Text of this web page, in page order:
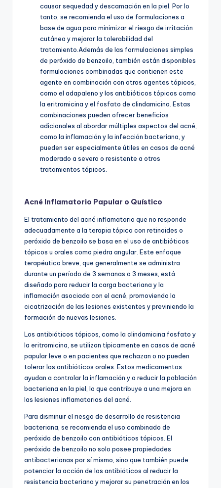
causar sequedad y descamación en la piel. Por lo
tanto, se recomienda el uso de formulaciones a
base de agua para minimizar el riesgo de irritación
cutánea y mejorar la tolerabilidad del
tratamiento.Además de las formulaciones simples
de peróxido de benzoilo, también están disponibles
formulaciones combinadas que contienen este
agente en combinación con otros agentes tópicos,
como el adapaleno y los antibióticos tópicos como
la eritromicina y el fosfato de clindamicina. Estas
combinaciones pueden ofrecer beneficios
adicionales al abordar múltiples aspectos del acné,
como la inflamación y la infección bacteriana, y
pueden ser especialmente útiles en casos de acné
moderado a severo o resistente a otros
tratamientos tópicos.
Acné Inflamatorio Papular o Quístico
El tratamiento del acné inflamatorio que no responde
adecuadamente a la terapia tópica con retinoides o
peróxido de benzoilo se basa en el uso de antibióticos
tópicos u orales como piedra angular. Este enfoque
terapéutico breve, que generalmente se administra
durante un período de 3 semanas a 3 meses, está
diseñado para reducir la carga bacteriana y la
inflamación asociada con el acné, promoviendo la
cicatrización de las lesiones existentes y previniendo la
formación de nuevas lesiones.
Los antibióticos tópicos, como la clindamicina fosfato y
la eritromicina, se utilizan típicamente en casos de acné
papular leve o en pacientes que rechazan o no pueden
tolerar los antibióticos orales. Estos medicamentos
ayudan a controlar la inflamación y a reducir la población
bacteriana en la piel, lo que contribuye a una mejora en
las lesiones inflamatorias del acné.
Para disminuir el riesgo de desarrollo de resistencia
bacteriana, se recomienda el uso combinado de
peróxido de benzoilo con antibióticos tópicos. El
peróxido de benzoilo no solo posee propiedades
antibacterianas por sí mismo, sino que también puede
potenciar la acción de los antibióticos al reducir la
resistencia bacteriana y mejorar su penetración en los